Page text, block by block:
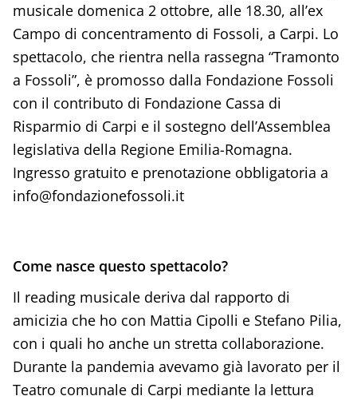
musicale domenica 2 ottobre, alle 18.30, all’ex
Campo di concentramento di Fossoli, a Carpi. Lo
spettacolo, che rientra nella rassegna “Tramonto
a Fossoli”, è promosso dalla Fondazione Fossoli
con il contributo di Fondazione Cassa di
Risparmio di Carpi e il sostegno dell’Assemblea
legislativa della Regione Emilia-Romagna.
Ingresso gratuito e prenotazione obbligatoria a
info@fondazionefossoli.it
Come nasce questo spettacolo?
Il reading musicale deriva dal rapporto di
amicizia che ho con Mattia Cipolli e Stefano Pilia,
con i quali ho anche un stretta collaborazione.
Durante la pandemia avevamo già lavorato per il
Teatro comunale di Carpi mediante la lettura